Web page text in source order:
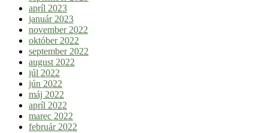
apríl 2023
január 2023
november 2022
október 2022
september 2022
august 2022
júl 2022
jún 2022
máj 2022
apríl 2022
marec 2022
február 2022